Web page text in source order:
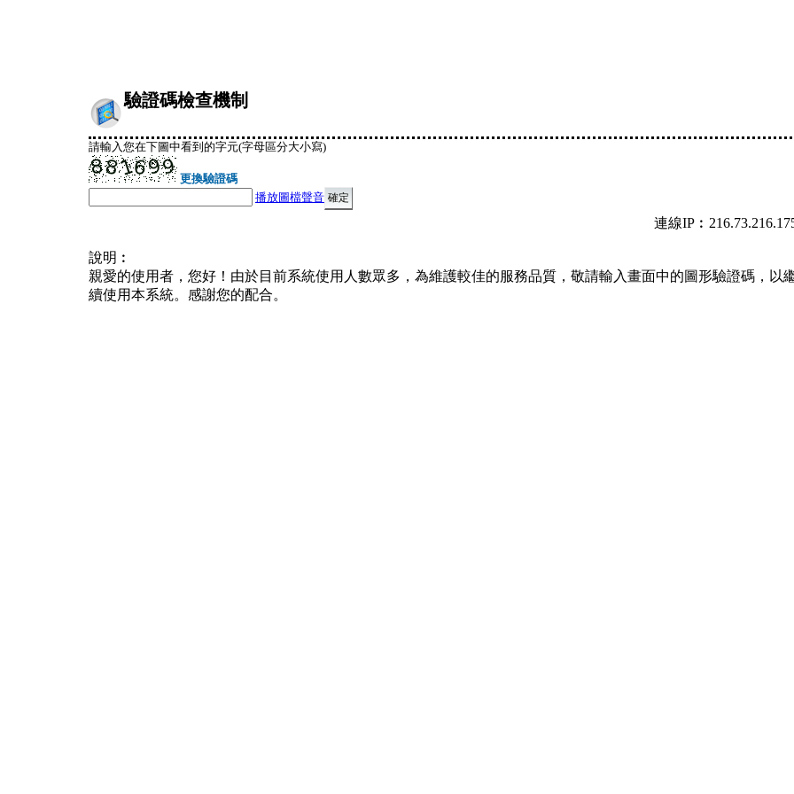
驗證碼檢查機制
請輸入您在下圖中看到的字元(字母區分大小寫)
更換驗證碼
播放圖檔聲音
連線
說明︰
親愛的使用者，您好！由於目前系統使用人數眾多，為維護較佳的服務品質，敬請輸入畫面中的圖形驗證碼，以
續使用本系統。感謝您的配合。